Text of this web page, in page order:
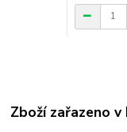
Zboží zařazeno